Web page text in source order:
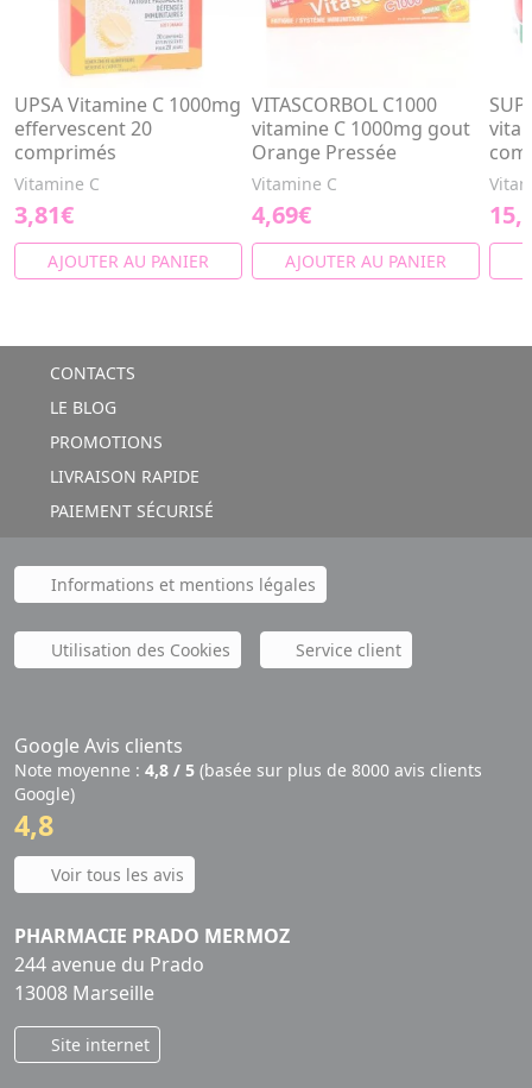
UPSA Vitamine C 1000mg
effervescent 20
comprimés
Vitamine C
3,81€
AJOUTER AU PANIER
VITASCORBOL C1000
vitamine C 1000mg gout
Orange Pressée
Vitamine C
4,69€
AJOUTER AU PANIER
CONTACTS
LE BLOG
PROMOTIONS
LIVRAISON RAPIDE
PAIEMENT SÉCURISÉ
Informations et mentions légales
Utilisation des Cookies Service client
Google Avis clients
Note moyenne : 4,8 / 5 (basée sur plus de 8000 avis clients
Google)
4,8
Voir tous les avis
PHARMACIE PRADO MERMOZ
244 avenue du Prado
13008 Marseille
Site internet